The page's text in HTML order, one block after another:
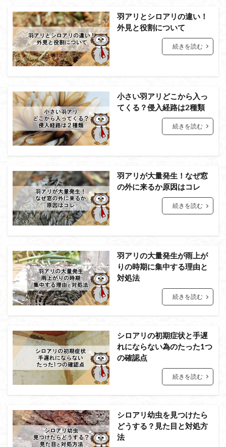
羽アリとシロアリの違い！
外見と役割について
続きを読む
小さい羽アリどこから入っ
てくる？侵入経路は2種類
続きを読む
羽アリが大量発生！なぜ窓
の外に来るか原因はコレ
続きを読む
羽アリの大量発生が雨上が
りの時期に集中する理由と
対処法
続きを読む
シロアリの初期症状と手遅
れにならない為のたった1つ
の確認点
続きを読む
シロアリ幼虫を見つけたら
どうする？見た目と対処方
法